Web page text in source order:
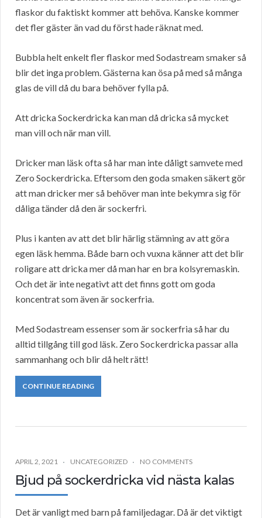
flaskor du faktiskt kommer att behöva. Kanske kommer
det fler gäster än vad du först hade räknat med.
Bubbla helt enkelt fler flaskor med Sodastream smaker så
blir det inga problem. Gästerna kan ösa på med så många
glas de vill då du bara behöver fylla på.
Att dricka Sockerdricka kan man då dricka så mycket
man vill och när man vill.
Dricker man läsk ofta så har man inte dåligt samvete med
Zero Sockerdricka. Eftersom den goda smaken säkert gör
att man dricker mer så behöver man inte bekymra sig för
dåliga tänder då den är sockerfri.
Plus i kanten av att det blir härlig stämning av att göra
egen läsk hemma. Både barn och vuxna känner att det blir
roligare att dricka mer då man har en bra kolsyremaskin.
Och det är inte negativt att det finns gott om goda
koncentrat som även är sockerfria.
Med Sodastream essenser som är sockerfria så har du
alltid tillgång till god läsk. Zero Sockerdricka passar alla
sammanhang och blir då helt rätt!
CONTINUE READING
APRIL 2, 2021 UNCATEGORIZED NO COMMENTS
Bjud på sockerdricka vid nästa kalas
Det är vanligt med barn på familjedagar. Då är det viktigt